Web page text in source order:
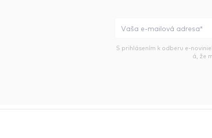
S prihlásením k odberu e-
á, že